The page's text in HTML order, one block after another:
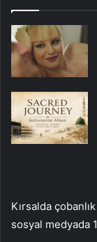
Kırsalda
sosyal medyada